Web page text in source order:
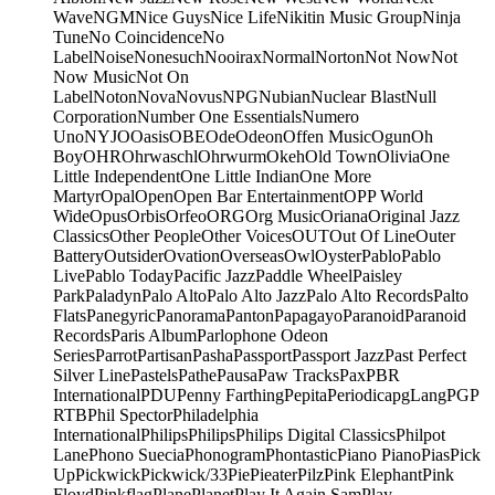
WaveNGMNice GuysNice LifeNikitin Music GroupNinja
TuneNo CoincidenceNo
LabelNoiseNonesuchNooiraxNormalNortonNot NowNot
Now MusicNot On
LabelNotonNovaNovusNPGNubianNuclear BlastNull
CorporationNumber One EssentialsNumero
UnoNYJOOasisOBEOdeOdeonOffen MusicOgunOh
BoyOHROhrwaschlOhrwurmOkehOld TownOliviaOne
Little IndependentOne Little IndianOne More
MartyrOpalOpenOpen Bar EntertainmentOPP World
WideOpusOrbisOrfeoORGOrg MusicOrianaOriginal Jazz
ClassicsOther PeopleOther VoicesOUTOut Of LineOuter
BatteryOutsiderOvationOverseasOwlOysterPabloPablo
LivePablo TodayPacific JazzPaddle WheelPaisley
ParkPaladynPalo AltoPalo Alto JazzPalo Alto RecordsPalto
FlatsPanegyricPanoramaPantonPapagayoParanoidParanoid
RecordsParis AlbumParlophone Odeon
SeriesParrotPartisanPashaPassportPassport JazzPast Perfect
Silver LinePastelsPathePausaPaw TracksPaxPBR
InternationalPDUPenny FarthingPepitaPeriodicapgLangPGP
RTBPhil SpectorPhiladelphia
InternationalPhilipsPhilipsPhilips Digital ClassicsPhilpot
LanePhono SueciaPhonogramPhontasticPiano PianoPiasPick
UpPickwickPickwick/33PiePieaterPilzPink ElephantPink